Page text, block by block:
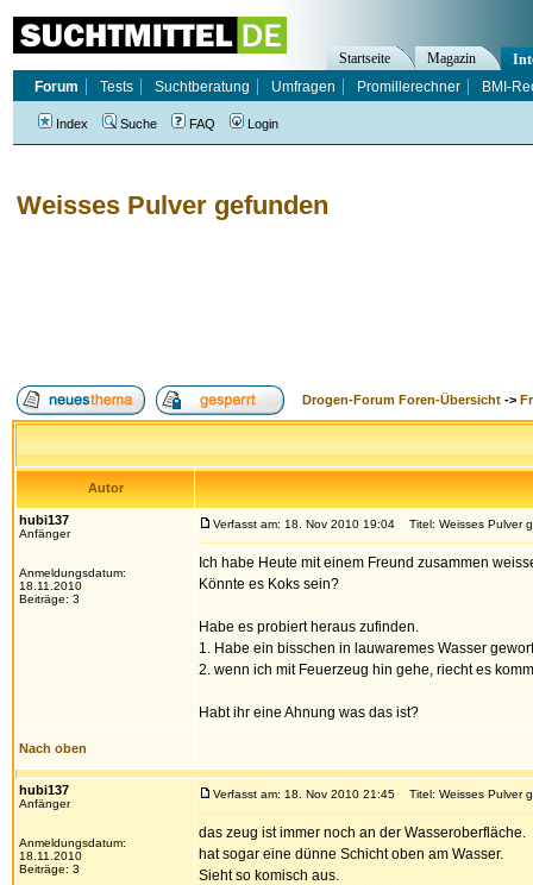
Weisses Pulver gefunden
Drogen-Forum Foren-Übersicht ->
Autor
hubi137
Anfänger
Anmeldungsdatum:
18.11.2010
Beiträge: 3
Verfasst am: 18. Nov 2010 19:04 Titel: Weisses Pulver
Ich habe Heute mit einem Freund zusammen
Könnte es Koks sein?
Habe es probiert heraus zufinden.
1. Habe ein bisschen in lauwaremes Wasser
2. wenn ich mit Feuerzeug hin gehe, riecht es
Habt ihr eine Ahnung was das ist?
Nach oben
hubi137
Anfänger
Anmeldungsdatum:
18.11.2010
Beiträge: 3
Verfasst am: 18. Nov 2010 21:45 Titel: Weisses Pulver
das zeug ist immer noch an der Wasseroberfläche.
hat sogar eine dünne Schicht oben am Wasser.
Sieht so komisch aus.
Startseite Magazin
Forum
Tests Suchtberatung Umfragen Promillerechner BMI-
Index Suche FAQ Login